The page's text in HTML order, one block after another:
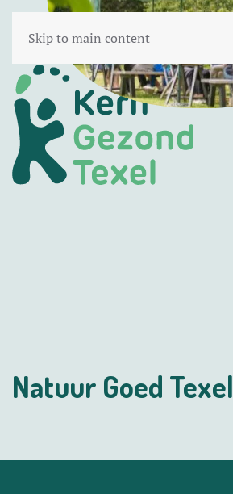
Skip to main content
Natuur Goed Texel